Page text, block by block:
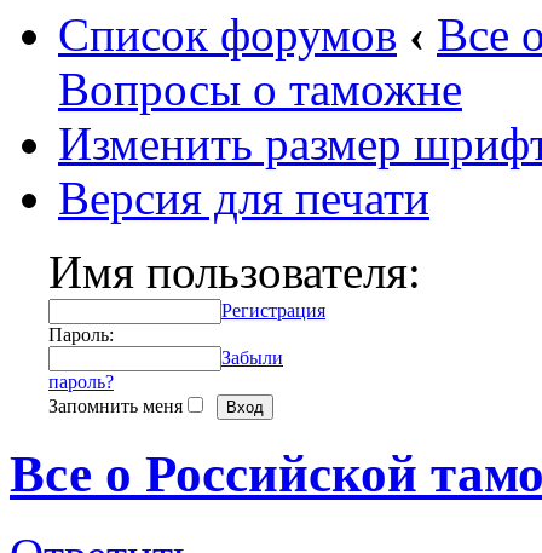
Список форумов ‹ Все
Вопросы о таможне
Изменить размер
Версия для печати
Имя пользователя:
Регистрация
Пароль:
Забыли
пароль?
Запомнить меня
Все о Российской